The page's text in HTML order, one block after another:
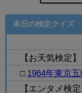
本日の検定クイズ
【お天気検定】
□ 1964年東京
【エンタメ検定